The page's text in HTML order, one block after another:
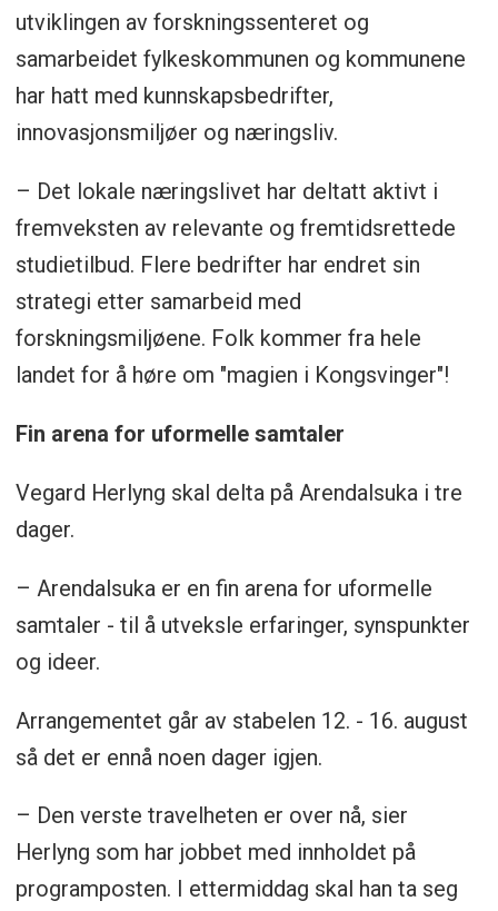
utviklingen av forskningssenteret og
samarbeidet fylkeskommunen og kommunene
har hatt med kunnskapsbedrifter,
innovasjonsmiljøer og næringsliv.
– Det lokale næringslivet har deltatt aktivt i
fremveksten av relevante og fremtidsrettede
studietilbud. Flere bedrifter har endret sin
strategi etter samarbeid med
forskningsmiljøene. Folk kommer fra hele
landet for å høre om "magien i Kongsvinger"!
Fin arena for uformelle samtaler
Vegard Herlyng skal delta på Arendalsuka i tre
dager.
– Arendalsuka er en fin arena for uformelle
samtaler - til å utveksle erfaringer, synspunkter
og ideer.
Arrangementet går av stabelen 12. - 16. august
så det er ennå noen dager igjen.
– Den verste travelheten er over nå, sier
Herlyng som har jobbet med innholdet på
programposten. I ettermiddag skal han ta seg